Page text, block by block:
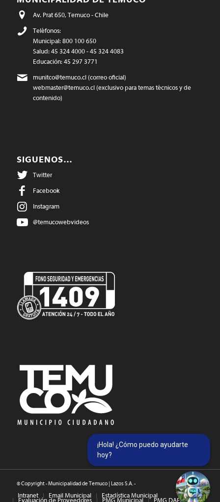
Av. Prat 650, Temuco - Chile
Teléfonos:
Municipal: 800 100 650
Salud: 45 324 4000 - 45 324 4083
Educación: 45 297 3771
munitco@temuco.cl(correo oficial)
webmaster@temuco.cl(exclusivo para temas técnicos y de
contenido)
SIGUENOS…
Twitter
Facebook
Instagram
@temucowebvideos
© Copyright - Municipalidad de Temuco | Lazos S.A. -
Intranet Email Municipal Estadística Municipal
Evaluación de Proveedores PMG Municipal PMG DAEM
¡Hola! ¿Cómo puedo ayudarte
hoy?